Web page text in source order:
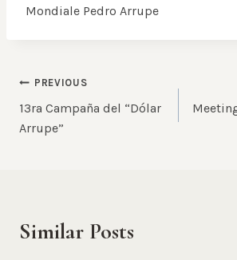
Mondiale Pedro Arrupe
Post
navigation
PREVIOUS
13ra Campaña del “Dólar
Arrupe”
Similar Posts